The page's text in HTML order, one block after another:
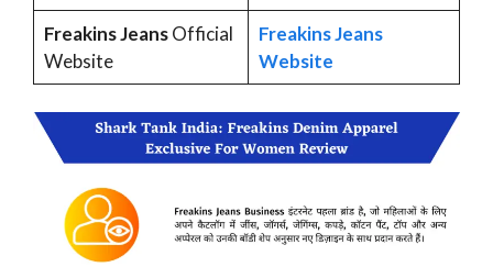
Freakins JeansOfficial
Website
Freakins Jeans
Website